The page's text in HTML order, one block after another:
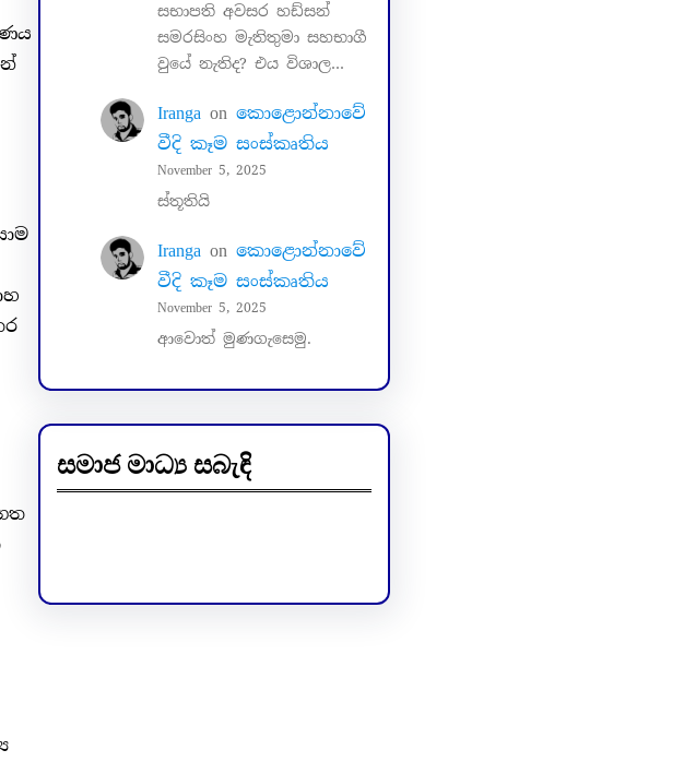
සභාපති අවසර හඩ්සන්
සමරසිංහ මැතිතුමා සහභාගී
වුයේ නැතිද? එය විශාල…
Irangaon කොළොන්නාවේ
වීදි කෑම සංස්කෘතිය
November 5, 2025
ස්තූතියි
Irangaon කොළොන්නාවේ
වීදි කෑම සංස්කෘතිය
November 5, 2025
ආවොත් මුණගැසෙමු.
සමාජ මාධ්‍ය සබැඳි